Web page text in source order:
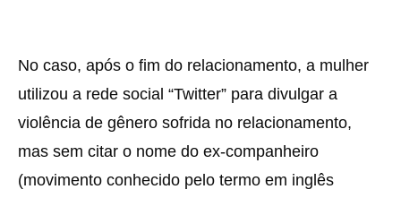
No caso, após o fim do relacionamento, a mulher
utilizou a rede social “Twitter” para divulgar a
violência de gênero sofrida no relacionamento,
mas sem citar o nome do ex-companheiro
(movimento conhecido pelo termo em inglês